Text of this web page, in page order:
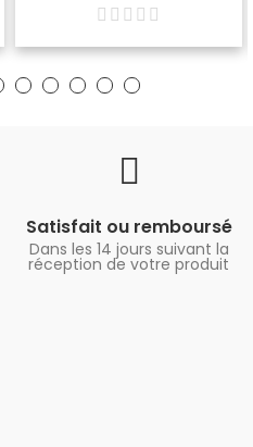
Satisfait ou remboursé
Dans les 14 jours suivant la
réception de votre produit